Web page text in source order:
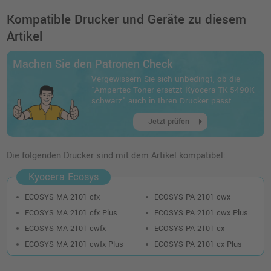
Kompatible Drucker und Geräte zu diesem
Artikel
Machen Sie den Patronen Check
Vergewissern Sie sich unbedingt, ob die
"Ampertec Toner ersetzt Kyocera TK-5490K
schwarz" auch in Ihren Drucker passt.
Jetzt prüfen arrow_right
Die folgenden Drucker sind mit dem Artikel kompatibel:
Kyocera Ecosys
ECOSYS MA 2101 cfx
ECOSYS MA 2101 cfx Plus
ECOSYS MA 2101 cwfx
ECOSYS MA 2101 cwfx Plus
ECOSYS PA 2101 cwx
ECOSYS PA 2101 cwx Plus
ECOSYS PA 2101 cx
ECOSYS PA 2101 cx Plus